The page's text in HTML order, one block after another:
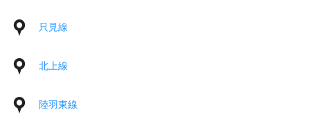
只見線
北上線
陸羽東線